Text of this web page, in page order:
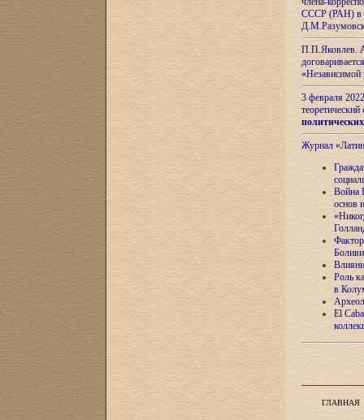
СССР (РАН) в
П.П.Яковлев.
«Независимой
3 февраля
теоретический
Журнал
Война
основ
Роль
в
El
ГЛАВНАЯ